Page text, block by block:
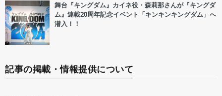
舞台『キングダム』カイネ役・森莉那さんが『キングダ
ム』連載20周年記念イベント「キンキンキングダム」へ
潜入！！
記事の掲載・情報提供について